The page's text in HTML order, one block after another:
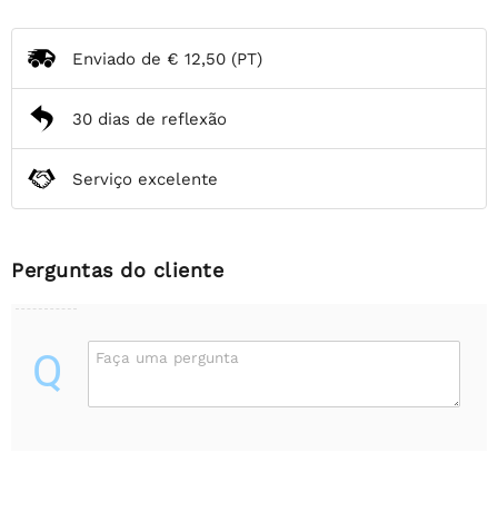
Enviado de € 12,50 (PT)
30 dias de reflexão
Serviço excelente
Perguntas do cliente
Q Faça uma pergunta